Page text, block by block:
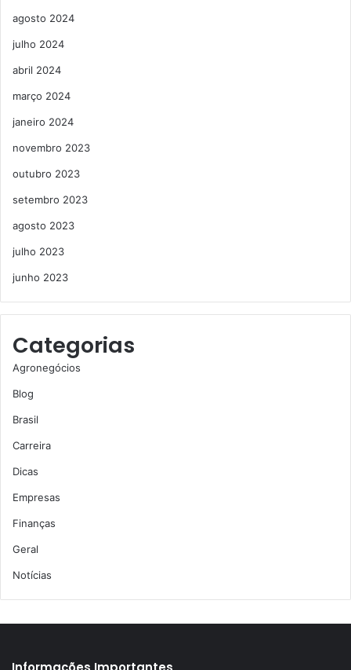
agosto 2024
julho 2024
abril 2024
março 2024
janeiro 2024
novembro 2023
outubro 2023
setembro 2023
agosto 2023
julho 2023
junho 2023
Categorias
Agronegócios
Blog
Brasil
Carreira
Dicas
Empresas
Finanças
Geral
Notícias